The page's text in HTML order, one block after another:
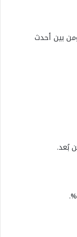
بين أحدث
بُعد.